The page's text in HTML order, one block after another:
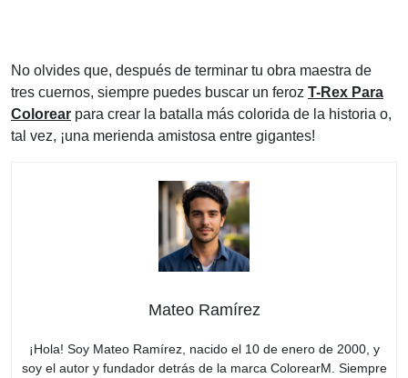
No olvides que, después de terminar tu obra maestra de
tres cuernos, siempre puedes buscar un feroz T-Rex Para
Colorear para crear la batalla más colorida de la historia o,
tal vez, ¡una merienda amistosa entre gigantes!
Mateo Ramírez
¡Hola! Soy Mateo Ramírez, nacido el 10 de enero de 2000, y
soy el autor y fundador detrás de la marca ColorearM. Siempre